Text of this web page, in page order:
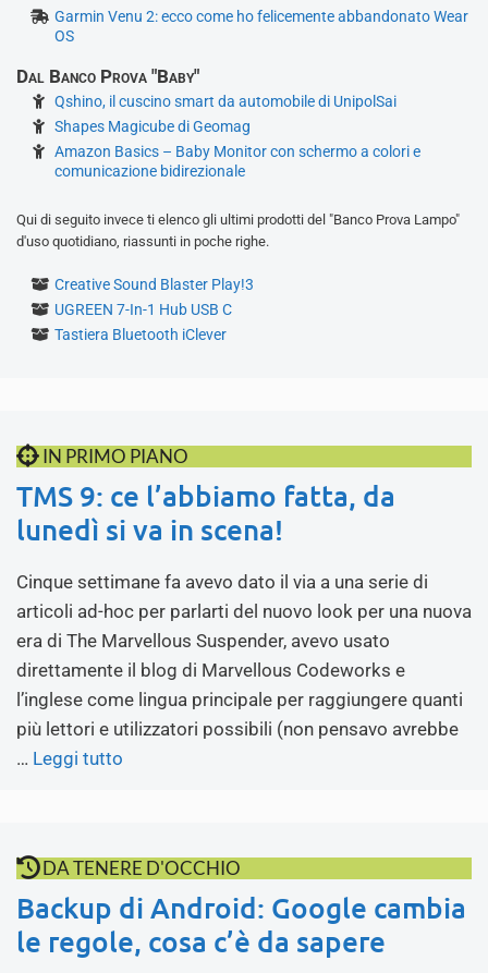
Garmin Venu 2: ecco come ho felicemente abbandonato Wear
OS
Dal Banco Prova "Baby"
Qshino, il cuscino smart da automobile di UnipolSai
Shapes Magicube di Geomag
Amazon Basics – Baby Monitor con schermo a colori e
comunicazione bidirezionale
Qui di seguito invece ti elenco gli ultimi prodotti del "Banco Prova Lampo"
d'uso quotidiano, riassunti in poche righe.
Creative Sound Blaster Play!3
UGREEN 7-In-1 Hub USB C
Tastiera Bluetooth iClever
IN PRIMO PIANO
TMS 9: ce l’abbiamo fatta, da
lunedì si va in scena!
Cinque settimane fa avevo dato il via a una serie di
articoli ad-hoc per parlarti del nuovo look per una nuova
era di The Marvellous Suspender, avevo usato
direttamente il blog di Marvellous Codeworks e
l’inglese come lingua principale per raggiungere quanti
più lettori e utilizzatori possibili (non pensavo avrebbe
… Leggi tutto
DA TENERE D'OCCHIO
Backup di Android: Google cambia
le regole, cosa c’è da sapere